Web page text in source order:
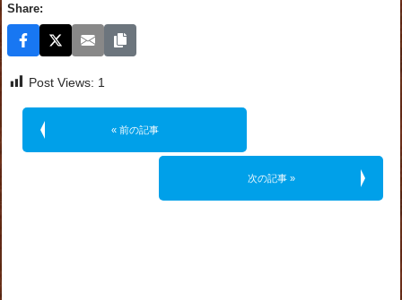
Share:
Post Views: 1
« 前の記事
次の記事 »